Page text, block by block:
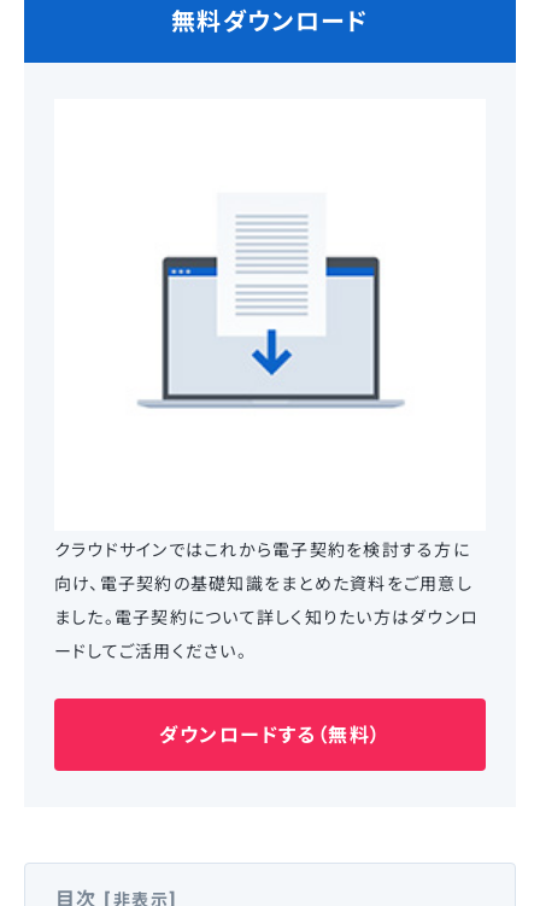
無料ダウンロード
クラウドサインではこれから電子契約を検討する方に
向け、電子契約の基礎知識をまとめた資料をご用意し
ました。電子契約について詳しく知りたい方はダウンロ
ードしてご活用ください。
ダウンロードする（無料）
目次 [非表示]